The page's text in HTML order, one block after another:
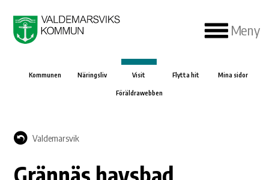
Meny
Kommunen Näringsliv Visit Flytta hit Mina sidor
Föräldrawebben
Valdemarsvik